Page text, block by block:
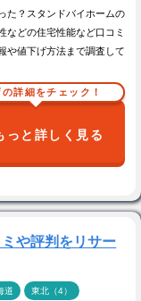
た？スタンドバイホームの
などの住宅性能など口コミ
や値下げ方法まで調査して
詳細をチェック！
っと詳しく見る
や評判をリサー
道 東北（4）